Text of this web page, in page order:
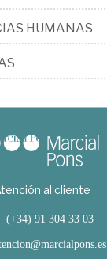
HUMANAS
al cliente
(+34) 91 304 33 03